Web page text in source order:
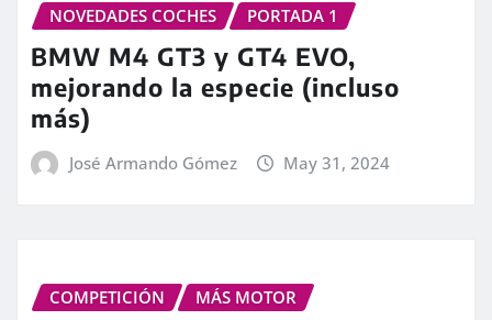
NOVEDADES COCHES
PORTADA 1
BMW M4 GT3 y GT4 EVO,
mejorando la especie (incluso
más)
José Armando Gómez May 31, 2024
COMPETICIÓN MÁS MOTOR